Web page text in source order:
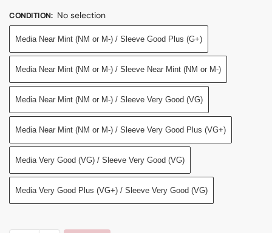
CONDITION: No selection
Media Near Mint (NM or M-) / Sleeve Good Plus (G+)
Media Near Mint (NM or M-) / Sleeve Near Mint (NM or M-)
Media Near Mint (NM or M-) / Sleeve Very Good (VG)
Media Near Mint (NM or M-) / Sleeve Very Good Plus (VG+)
Media Very Good (VG) / Sleeve Very Good (VG)
Media Very Good Plus (VG+) / Sleeve Very Good (VG)